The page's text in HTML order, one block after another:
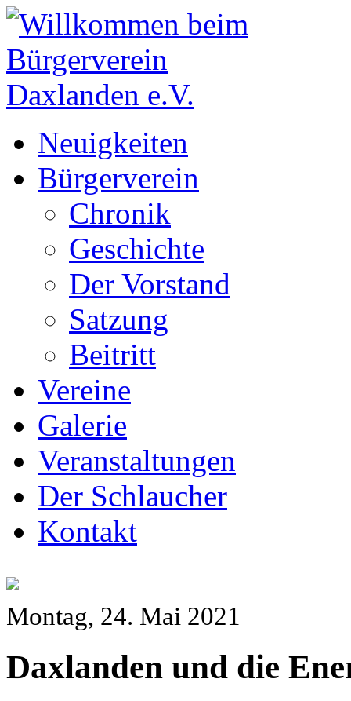
Neuigkeiten
Bürgerverein
Chronik
Geschichte
Der Vorstand
Satzung
Beitritt
Vereine
Galerie
Veranstaltungen
Der Schlaucher
Kontakt
Montag, 24. Mai 2021
Daxlanden und die